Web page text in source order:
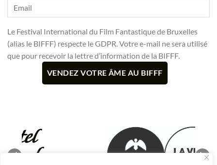
Le Festival International du Film Fantastique de Bruxelles
(alias le BIFFF) respecte le GDPR. Votre e-mail ne sera utilisé
que pour recevoir la lettre d’information de la BIFFF.